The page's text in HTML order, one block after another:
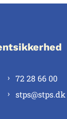
72 28 66 00
stps@stps.dk